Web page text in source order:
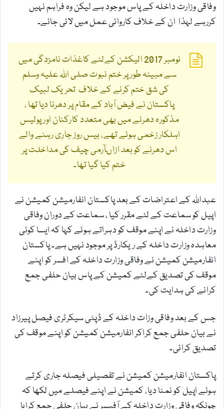
وفاقی وزارت داخلہ کے پاس موجود ہے لیکن وہ فراہم نہیں
کررہے لہذا ان کے خلاف کاروائی عمل میں لائی جائے۔
نومبر 2017 الیکشن کےلئے کاغذات نامزدگی میں
سے مبینہ طور پر ختم نبوت صلی اللہ علیہ وسلم
کی شق ختم کرنے کے خلاف تحریک لبیک
پاکستان نے فیض آباد کے مقام پر دھرنا دیا تھا ،
مذکورہ دھرنے میں بھی متعدد کارکنان اور پولیس
اہلکار زخمی ہوئے تھے، بیس روز جاری رہنے والے
اس دھرنے کو بعد ازاںآرمی چیف کی مداخلت پر
ختم کیا گیا تھا۔
عبداللہ کے اعتراضات کے بعد پاکستان انفارمیشن کمیشن نے
اپیل کو سماعت کے لئے مقرر کیا ، سماعت کے دوران وفاقی
وزارت داخلہ نے اپنے موقف کو دہراتے ہوئے کہا کہ ایسا کوئی
معاہدہ وزارت داخلہ کے ریکارڈ پر موجود نہیں ہے۔ پاکستان
انفارمیشن کمیشن نے وفاقی وزارت داخلہ کے افسر کو اپنے
موقف کی تصدیق کےلئے کمیشن کے پاس بیان حلفی جمع
کرانے کی ہدایت کی۔
جس کے بعد وفاقی وزات داخلہ کے ڈپٹی سیکرٹری فیصل پیرزاد
نے بیان حلفی جمع کراکر انفارمیشن کمیشن کو اپنے موقف کی
تصدیق کرائی۔
پاکستان انفارمیشن کمیشن نے تفصیلی فیصلہ جاری کرتے
ہوئے اپیل کو نمٹا دیا، کمیشن نے اپنے فیصلے میں لکھا کہ